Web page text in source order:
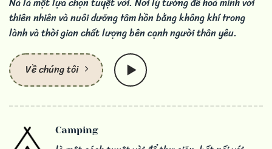
thiên nhiên và nuôi dưỡng tâm hồn bằng không khí trong
lành và thời gian chất lượng bên cạnh người thân yêu.
Về chúng tôi
Camping